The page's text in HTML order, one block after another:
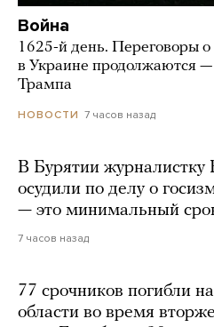
Война
1625-й день. Переговоры
в Украине продолжаются
Трампа
НОВОСТИ 7 часов назад
В Бурятии
осудили по делу о
— это минимальный
7 часов назад
77 срочников погибли
области во время